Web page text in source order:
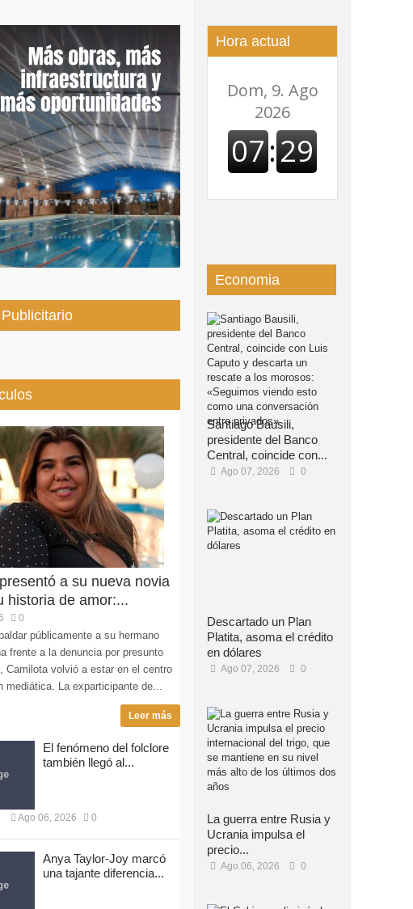
a su nueva novia
historia de amor:...
0
públicamente a su hermano
frente a la denuncia por presunto
Camilota volvió a estar en el centro
mediática. La exparticipante de...
Leer más
El fenómeno del folclore
también llegó al...
Ago 06, 2026 0
Anya Taylor-Joy marcó
una tajante diferencia...
Hora actual
Economia
Santiago Bausili,
presidente del Banco
Central, coincide con...
Ago 07, 2026 0
Descartado un Plan
Platita, asoma el crédito
en dólares
Ago 07, 2026 0
La guerra entre Rusia y
Ucrania impulsa el
precio...
Ago 06, 2026 0